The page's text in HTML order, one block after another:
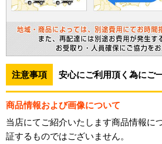
注意事項 安心にご利用頂く為にご
商品情報および画像について
当店にてご紹介いたします商品情報に
証するものではございません。